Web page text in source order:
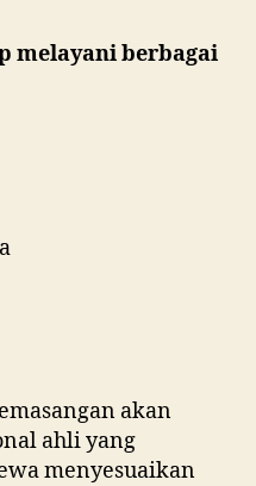
melayani berbagai
akan
ahli yang
menyesuaikan